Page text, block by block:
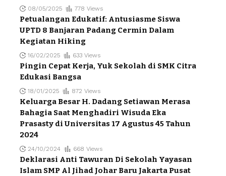
08/05/2025 778 Views
Petualangan Edukatif: Antusiasme Siswa
UPTD 8 Banjaran Padang Cermin Dalam
Kegiatan Hiking
16/02/2025 633 Views
Pingin Cepat Kerja, Yuk Sekolah di SMK Citra
Edukasi Bangsa
18/01/2025 872 Views
Keluarga Besar H. Dadang Setiawan Merasa
Bahagia Saat Menghadiri Wisuda Eka
Prasasty di Universitas 17 Agustus 45 Tahun
2024
24/10/2024 668 Views
Deklarasi Anti Tawuran Di Sekolah Yayasan
Islam SMP Al Jihad Johar Baru Jakarta Pusat